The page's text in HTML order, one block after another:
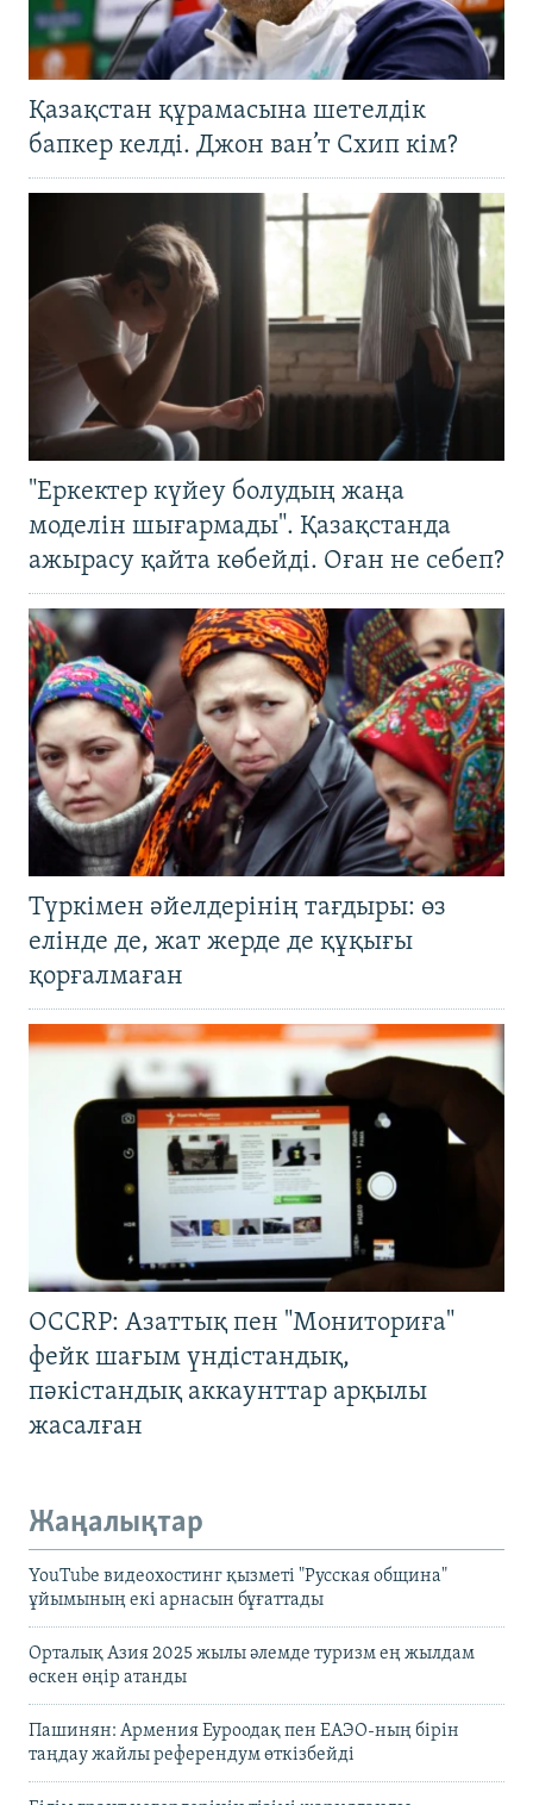
Қазақстан құрамасына шетелдік
бапкер келді. Джон ван’т Схип кім?
"Еркектер күйеу болудың жаңа
моделін шығармады". Қазақстанда
ажырасу қайта көбейді. Оған не себеп?
Түркімен әйелдерінің тағдыры: өз
елінде де, жат жерде де құқығы
қорғалмаған
OCCRP: Азаттық пен "Мониториға"
фейк шағым үндістандық,
пәкістандық аккаунттар арқылы
жасалған
Жаңалықтар
YouTube видеохостинг қызметі "Русская община"
ұйымының екі арнасын бұғаттады
Орталық Азия 2025 жылы әлемде туризм ең жылдам
өскен өңір атанды
Пашинян: Армения Еуроодақ пен ЕАЭО-ның бірін
таңдау жайлы референдум өткізбейді